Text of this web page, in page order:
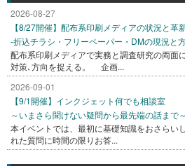
2026-08-27
【8/27開催】配布系印刷メディアの状況と革
-折込チラシ・フリーペーパー・DMの現況と
配布系印刷メディアで実務と調査研究の両面
対策､方向を捉える。 企画...
2026-09-01
【9/1開催】インクジェット何でも相談室
～いまさら聞けない疑問から最先端の話まで～
本イベントでは、最初に基礎知識をおさらい
れた質問に時間の限りお答...